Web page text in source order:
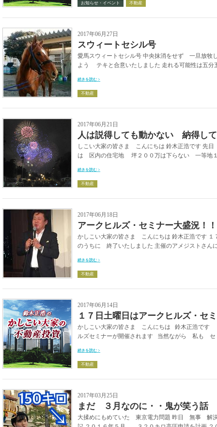
お知らせ・イベント 不動産
2017年06月27日
スウィートセシル号
愛馬スウィートセシル号 中央抹消をせず 一旦放牧
よう テキと合意いたしました 走れる可能性は五
続きを読む >
不動産
2017年06月21日
人は説得しても動かない 納得し
しこい大家の皆さま こんにちは 鈴木正浩です 先
は 区内の住宅地 坪２００万は下らない 一等地１
続きを読む >
不動産
2017年06月18日
アークヒルズ・セミナー大盛況！！
かしこい大家の皆さま こんにちは 鈴木正浩です １
のうちに 終了いたしました 主催のアメジストさん
続きを読む >
不動産
2017年06月14日
１７日土曜日はアークヒルズ・セ
かしこい大家の皆さま こんにちは 鈴木正
ルズセミナーが開催されます 当然ながら 私も セ
続きを読む >
不動産
2017年03月25日
まだ ３月なのに・・鬼が笑う話
大揉めにもめていた 東京電力問題 昨日 無事 解